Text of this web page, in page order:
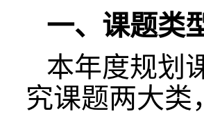
一、课题类
本年度规划
究课题两大类